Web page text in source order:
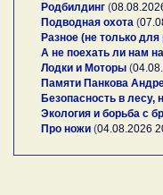
Родбилдинг (
Подводная охота (
Разное (не только
А не поехать ли нам
Лодки и Моторы (
Памяти Панкова
Безопасность в лесу,
Экология и борьба с
Про ножи (04.08.2026